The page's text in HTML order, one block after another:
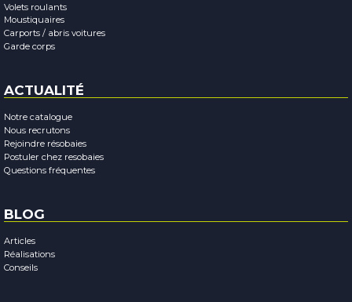
Volets roulants
Moustiquaires
Carports / abris voitures
Garde corps
ACTUALITÉ
Notre catalogue
Nous recrutons
Rejoindre résobaies
Postuler chez resobaies
Questions fréquentes
BLOG
Articles
Réalisations
Conseils